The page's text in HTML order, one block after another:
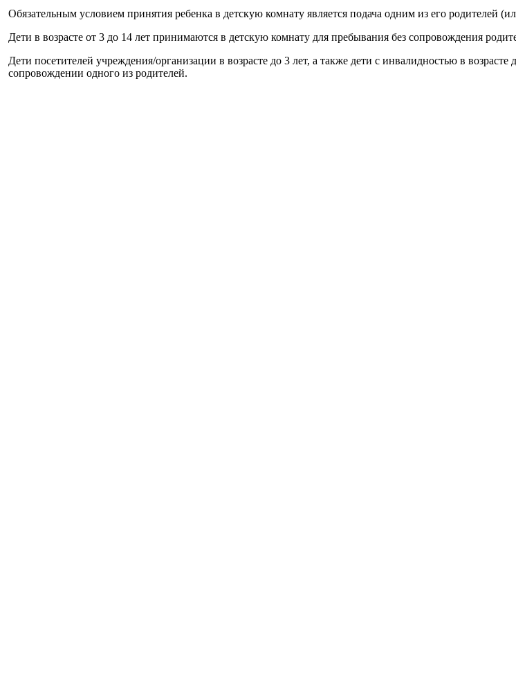
Обязательным условием принятия ребенка в детскую комнату является подача одним из его родителей
Дети в возрасте от 3 до 14 лет принимаются в детскую комнату для пребывания без сопровождения
Дети посетителей учреждения/организации в возрасте до 3 лет, а также дети с инвалидностью в
сопровождении одного из родителей.